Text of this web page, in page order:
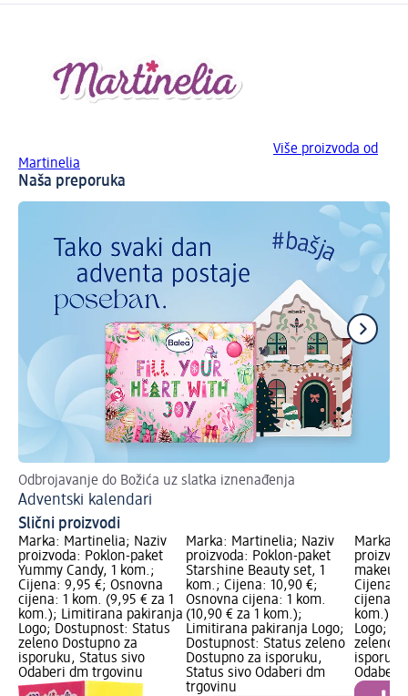
Više proizvoda od
Martinelia
Naša preporuka
Odbrojavanje do Božića uz slatka iznenađenja
Adventski kalendari
Slični proizvodi
Marka: Martinelia; Naziv
proizvoda: Poklon-paket
Yummy Candy, 1 kom.;
Cijena: 9,95 €; Osnovna
cijena: 1 kom. (9,95 € za 1
kom.); Limitirana pakiranja
Logo; Dostupnost: Status
zeleno Dostupno za
isporuku, Status sivo
Odaberi dm trgovinu
Marka: Martinelia; Naziv
proizvoda: Poklon-paket
Starshine Beauty set, 1
kom.; Cijena: 10,90 €;
Osnovna cijena: 1 kom.
(10,90 € za 1 kom.);
Limitirana pakiranja Logo;
Dostupnost: Status zeleno
Dostupno za isporuku,
Status sivo Odaberi dm
trgovinu
Marka:
makeup
Cijena:
cijena: 1
kom.);
Logo;
zeleno
Odaberi